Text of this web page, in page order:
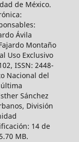
de México.
Ávila
Montaño
Uso Exclusivo
ISSN: 2448-
Nacional del
Sánchez
División
14 de
MB.